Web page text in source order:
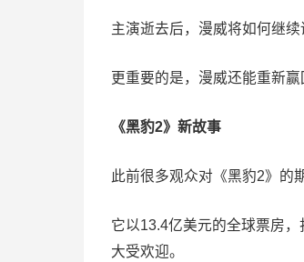
主演逝去后，漫威将如何继
更重要的是，漫威还能重新赢
《黑豹2》新故事
此前很多观众对《黑豹2》的
它以13.4亿美元的全球票房
大受欢迎。